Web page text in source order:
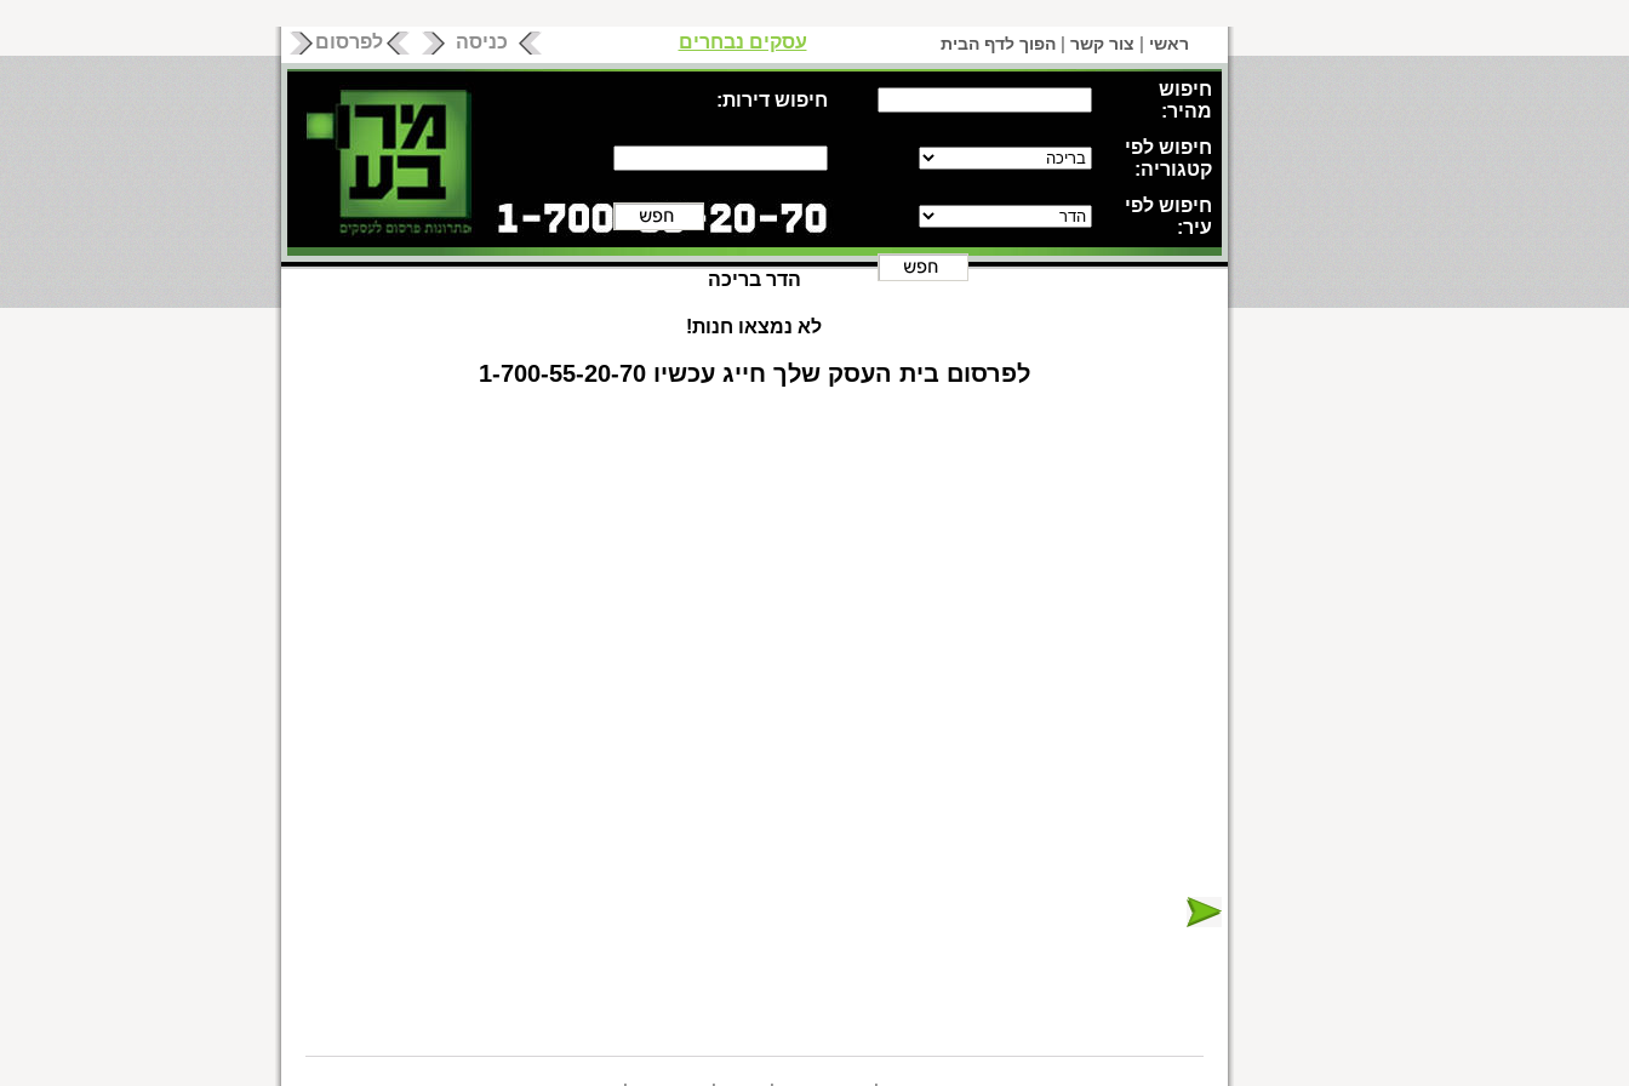
ראשי | צור קשר | הפוך לדף הבית לפרסום כניסה עסקים נבחרים
חיפוש
מהיר:
חיפוש דירות:
חיפוש לפי
קטגוריה:
חיפוש לפי
עיר:
הדר בריכה
לא נמצאו חנות!
לפרסום בית העסק שלך חייג עכשיו 1-700-55-20-70